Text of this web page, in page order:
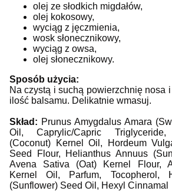
olej ze słodkich migdałów,
olej kokosowy,
wyciąg z jęczmienia,
wosk słonecznikowy,
wyciąg z owsa,
olej słonecznikowy.
Sposób użycia:
Na czystą i suchą powierzchnię nosa i
ilość balsamu. Delikatnie wmasuj.
Skład: Prunus Amygdalus Amara
Oil, Caprylic/Capric
(Coconut) Kernel Oil, Hordeum
Seed Flour, Helianthus Annuus
Avena Sativa (Oat) Kernel Flour,
Kernel Oil, Parfum, Tocopherol,
(Sunflower) Seed Oil, Hexyl Cinnamal